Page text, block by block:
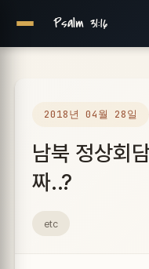
Psalm 31:16
2018년 04월 28일
남북 정상회
짜..?
etc